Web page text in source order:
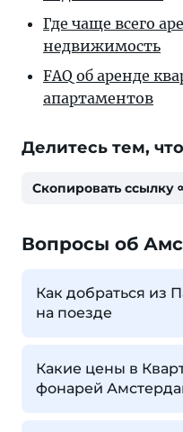
Где чаще всего
недвижимость
FAQ об аренде
апартаментов
Делитесь тем,
Скопировать ссылку
Вопросы об
Как добраться из
на поезде
Какие цены в
фонарей